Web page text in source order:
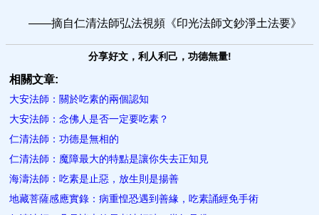
——摘自仁清法師弘法視頻《印光法師文鈔淨土法要》
分享好文，利人利己，功德無量!
相關文章:
大安法師：關於吃素的兩個認知
大安法師：念佛人是否一定要吃素？
仁清法師：功德是無相的
仁清法師：魔障最大的特點是讓你失去正知見
海濤法師：吃素是止惡，放生則是揚善
地藏菩薩感應實錄：病重惶恐遇到善緣，吃素誦經免手術